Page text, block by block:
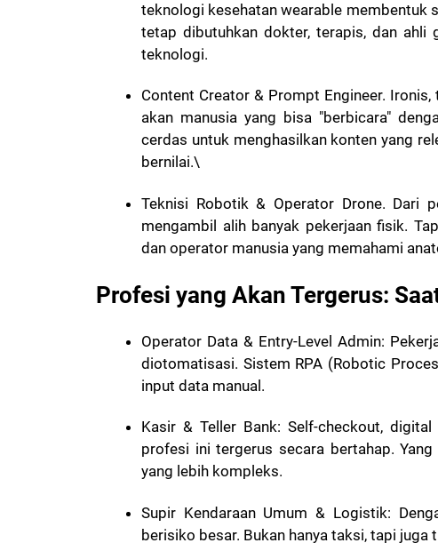
teknologi kesehatan wearable membentuk
tetap dibutuhkan dokter, terapis, dan ahli
teknologi.
Content Creator & Prompt Engineer.
akan manusia yang bisa "berbicara"
cerdas untuk menghasilkan konten yang
bernilai.\
Teknisi Robotik & Operator Drone. Dari
mengambil alih banyak pekerjaan fisik.
dan operator manusia yang memahami
Profesi yang Akan Tergerus:
Operator Data & Entry-Level Admin:
diotomatisasi. Sistem RPA (Robotic
input data manual.
Kasir & Teller Bank: Self-checkout,
profesi ini tergerus secara bertahap.
yang lebih kompleks.
Supir Kendaraan Umum & Logistik:
berisiko besar. Bukan hanya taksi, tapi